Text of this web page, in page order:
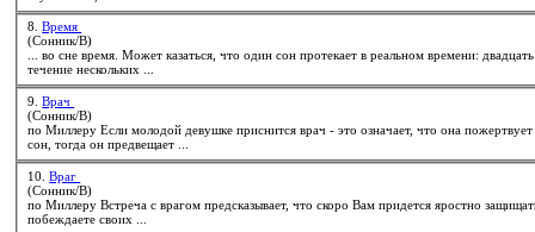
8.Время
(Сонник/В)
... во сне время. Может казаться, что одинсон протекает в реальном времени:
течение нескольких ...
9.Врач
(Сонник/В)
по Миллеру Если молодой девушке приснится врач - это означает, что она
сон , тогда он предвещает ...
10.Враг
(Сонник/В)
по Миллеру Встреча с врагом предсказывает, что скоро Вам придется яростно
побеждаете своих ...